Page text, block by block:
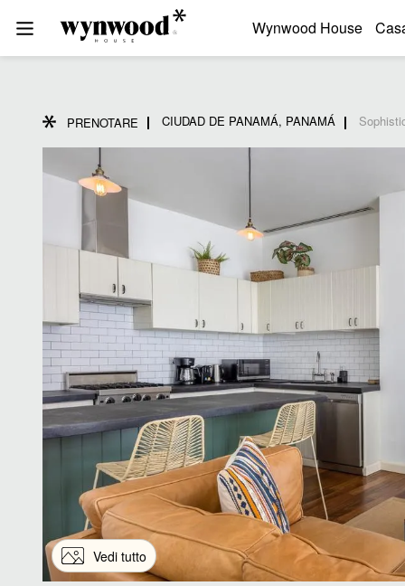
Wynwood House
PRENOTARE CIUDAD DE PANAMÁ, PANAMÁ
Vedi tutto